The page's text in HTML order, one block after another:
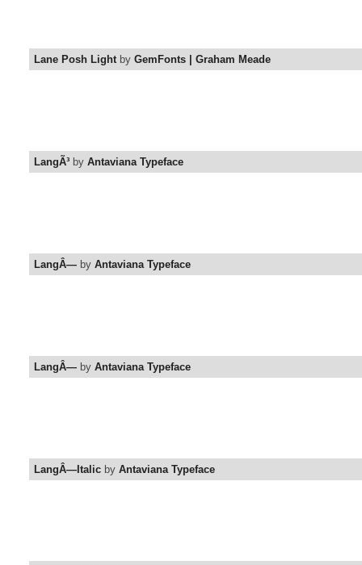
Lane Posh Lightby GemFonts | Graham Meade
LangÃ³ by Antaviana Typeface
LangÂ— by Antaviana Typeface
LangÂ— by Antaviana Typeface
LangÂ—Italic by Antaviana Typeface